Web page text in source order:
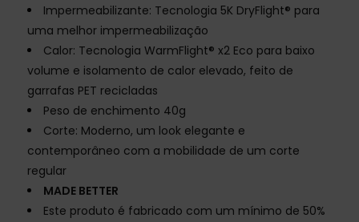
Impermeabilizante: Tecnologia 5K DryFlight® para
uma melhor impermeabilização
Calor: Tecnologia WarmFlight® x2 Eco para baixo
volume e isolamento de calor elevado, feito de
garrafas PET recicladas
Peso de enchimento 40g
Corte: Moderno, um look elegante e
contemporâneo com a mobilidade de um corte
regular
MADE BETTER
Este produto é fabricado com um mínimo de 50%